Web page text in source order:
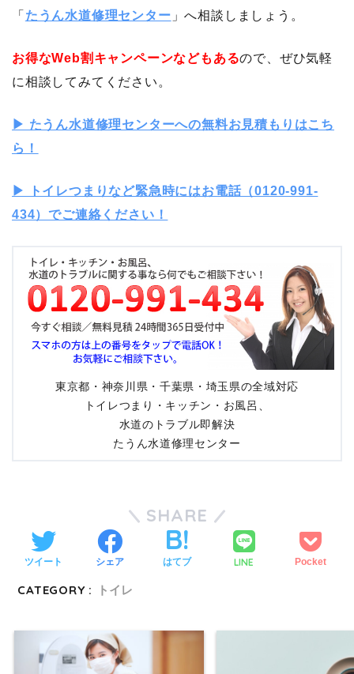
「 たうん水道修理センター 」へ相談しましょう。
お得なWeb割キャンペーンなどもあるので、ぜひ気軽
に相談してみてください。
▶︎ たうん水道修理センターへの無料お見積もりはこち
ら！
▶︎ トイレつまりなど緊急時にはお電話（0120-991-
434）でご連絡ください！
東京都・神奈川県・千葉県・埼玉県の全域対応
トイレつまり・キッチン・お風呂、
水道のトラブル即解決
たうん水道修理センター
SHARE
ツイート シェア はてブ LINE Pocket
CATEGORY : トイレ